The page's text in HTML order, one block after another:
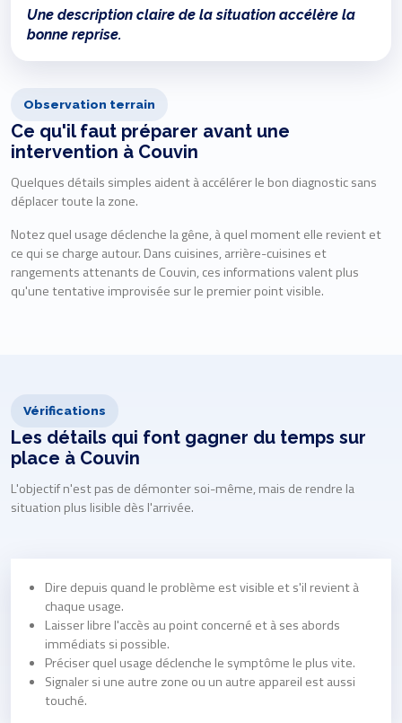
Une description claire de la situation accélère la
bonne reprise.
Observation terrain
Ce qu'il faut préparer avant une
intervention à Couvin
Quelques détails simples aident à accélérer le bon diagnostic sans
déplacer toute la zone.
Notez quel usage déclenche la gêne, à quel moment elle revient et
ce qui se charge autour. Dans cuisines, arrière-cuisines et
rangements attenants de Couvin, ces informations valent plus
qu'une tentative improvisée sur le premier point visible.
Vérifications
Les détails qui font gagner du temps sur
place à Couvin
L'objectif n'est pas de démonter soi-même, mais de rendre la
situation plus lisible dès l'arrivée.
Dire depuis quand le problème est visible et s'il revient à
chaque usage.
Laisser libre l'accès au point concerné et à ses abords
immédiats si possible.
Préciser quel usage déclenche le symptôme le plus vite.
Signaler si une autre zone ou un autre appareil est aussi
touché.